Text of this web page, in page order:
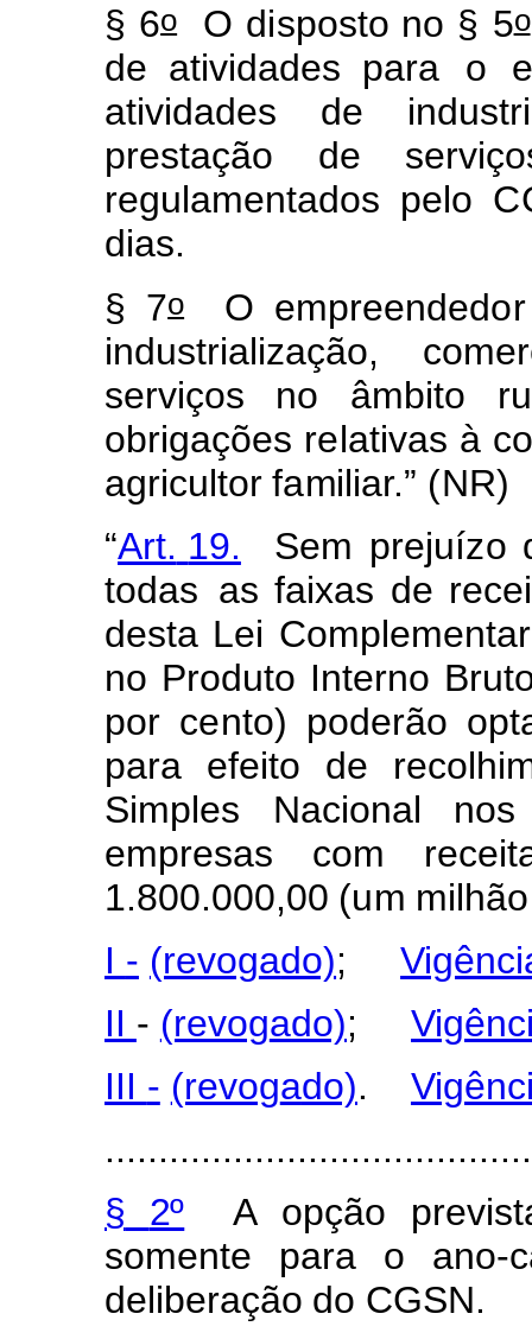
§ 6o O disposto no § 5o
de atividades para o
atividades de industr
prestação de serviç
regulamentados pelo C
dias.
§ 7o O empreendedo
industrialização, com
serviços no âmbito
obrigações relativas à
agricultor familiar.” (NR)
“Art. 19. Sem prejuízo
todas asfaixas de
desta Lei Complementar
no Produto Interno
por cento) poderão
para
efeito de recolhi
Simples Nacional nos
empresas com
1.800.000,00 (um milhão
I - (revogado);
II - (revogado);
III - (revogado).
§
2º A opção
somente para
o ano-
deliberação do CGSN.